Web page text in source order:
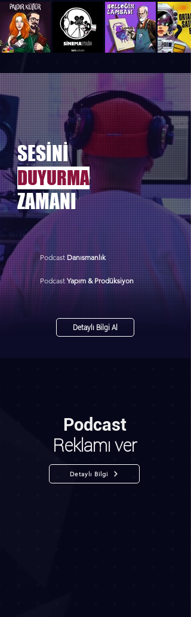
SESİNİ
DUYURMA
ZAMANI
PodcastDanısmanlık
Detaylı Bilgi Al
PodcastYapım & Prodüksiyon
Podcast
Reklamı ver
Detaylı Bilgi